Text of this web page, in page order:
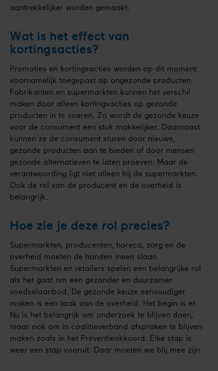
aantrekkelijker worden gemaakt.
Wat is het effect van
kortingsacties?
Promoties en kortingsacties worden op dit moment
voornamelijk toegepast op ongezonde producten.
Fabrikanten en supermarkten kunnen het verschil
maken door alleen kortingsacties op gezonde
producten in te voeren. Zo wordt de gezonde keuze
voor de consument een stuk makkelijker. Daarnaast
kunnen ze de consument sturen door nieuwe,
gezonde producten aan te bieden of door mensen
gezonde alternatieven te laten proeven. Maar de
verantwoording ligt niet alleen bij de supermarkten.
Ook de rol van de producent en de overheid is
belangrijk.
Hoe zie je deze rol precies?
Supermarkten, producenten, horeca, zorg en de
overheid moeten de handen ineen slaan.
Supermarkten en retailers spelen een belangrijke rol
als het gaat om een gezonder en duurzamer
voedselaanbod. De gezonde keuze eenvoudiger
maken is een taak van de overheid. Het begin is er.
Nu is het belangrijk om onderzoek te blijven doen,
maar ook om in coalitieverband afspraken te blijven
maken zoals in het Preventieakkoord. Elke stap is
weer een stap vooruit. Daar moeten we blij mee zijn.